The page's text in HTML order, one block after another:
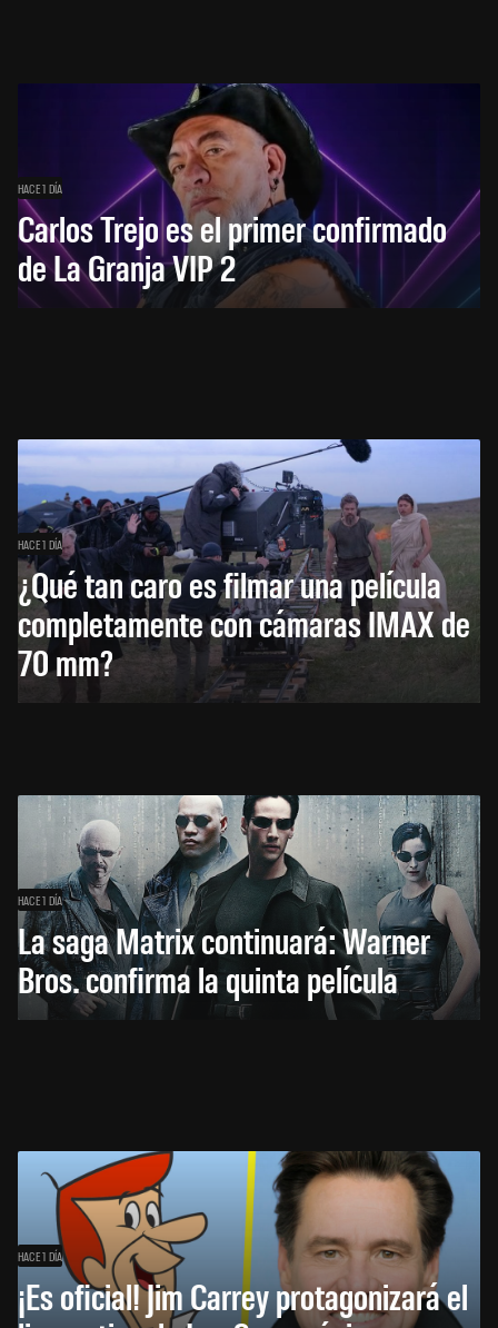
HACE 1 DÍA
Carlos Trejo es el primer confirmado
de La Granja VIP 2
HACE 1 DÍA
¿Qué tan caro es filmar una película
completamente con cámaras IMAX de
70 mm?
HACE 1 DÍA
La saga Matrix continuará: Warner
Bros. confirma la quinta película
HACE 1 DÍA
¡Es oficial! Jim Carrey protagonizará el